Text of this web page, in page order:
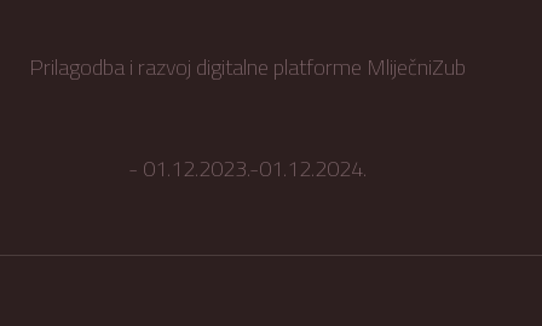
Prilagodba i razvoj digitalne platforme MliječniZub
- 01.12.2023.-01.12.2024.